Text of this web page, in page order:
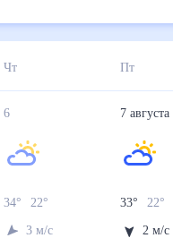
Чт Пт
6
34° 22
3 м/с
7 августа
33° 22°
2 м/с